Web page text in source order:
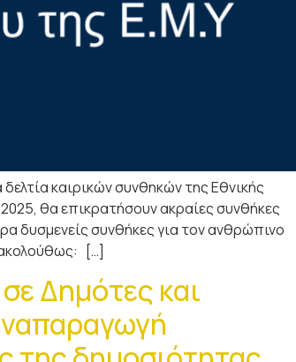
καιρικών συνθηκών της Εθνικής
θα επικρατήσουν ακραίες συνθήκες
δυσμενείς συνθήκες για τον ανθρώπινο
ακολούθως: […]
Δημότες και